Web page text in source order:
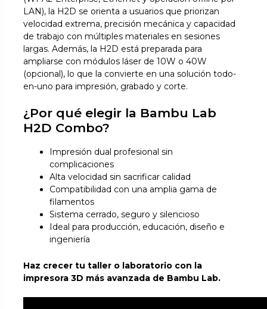
LAN), la H2D se orienta a usuarios que priorizan
velocidad extrema, precisión mecánica y capacidad
de trabajo con múltiples materiales en sesiones
largas. Además, la H2D está preparada para
ampliarse con módulos láser de 10W o 40W
(opcional), lo que la convierte en una solución todo-
en-uno para impresión, grabado y corte.
¿Por qué elegir la Bambu Lab
H2D Combo?
Impresión dual profesional sin
complicaciones
Alta velocidad sin sacrificar calidad
Compatibilidad con una amplia gama de
filamentos
Sistema cerrado, seguro y silencioso
Ideal para producción, educación, diseño e
ingeniería
Haz crecer tu taller o laboratorio con la
impresora 3D más avanzada de Bambu Lab.